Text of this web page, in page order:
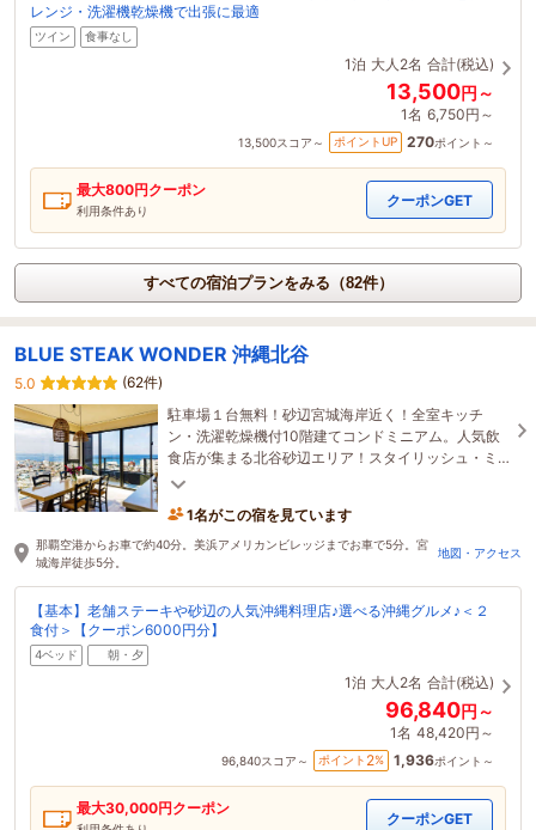
レンジ・洗濯機乾燥機で出張に最適
ツイン 食事なし
1泊 大人2名 合計(税込)
13,500円～
1名 6,750円～
13,500スコア～ ポイントUP 270ポイント～
最大800円クーポン
利用条件あり
クーポンGET
すべての宿泊プランをみる（82件）
BLUE STEAK WONDER 沖縄北谷
5.0
(62件)
駐車場１台無料！砂辺宮城海岸近く！全室キッチ
ン・洗濯乾燥機付10階建てコンドミニアム。人気飲
食店が集まる北谷砂辺エリア！スタイリッシュ・ミ
ニマル・アースフレンドリーに過ごしたいあなたに…
1名がこの宿を見ています
那覇空港からお車で約40分。美浜アメリカンビレッジまでお車で5分。宮
城海岸徒歩5分。
地図・アクセス
【基本】老舗ステーキや砂辺の人気沖縄料理店♪選べる沖縄グルメ♪＜２
食付＞【クーポン6000円分】
4ベッド 朝・夕
1泊 大人2名 合計(税込)
96,840円～
1名 48,420円～
96,840スコア～ ポイント 2% 1,936ポイント～
最大30,000円クーポン
クーポンGET